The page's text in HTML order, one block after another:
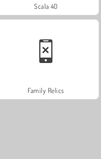
Scala 40
Family Relics